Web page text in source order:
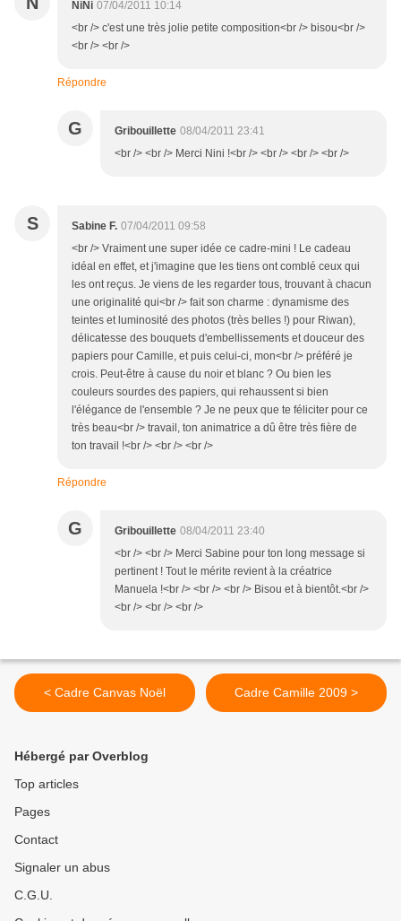
NiNi 07/04/2011 10:14
<br /> c'est une très jolie petite composition<br /> bisou<br />
<br /> <br />
Répondre
G Gribouillette 08/04/2011 23:41
<br /> <br /> Merci Nini !<br /> <br /> <br /> <br />
S Sabine F. 07/04/2011 09:58
<br /> Vraiment une super idée ce cadre-mini ! Le cadeau
idéal en effet, et j'imagine que les tiens ont comblé ceux qui
les ont reçus. Je viens de les regarder tous, trouvant à chacun
une originalité qui<br /> fait son charme : dynamisme des
teintes et luminosité des photos (très belles !) pour Riwan),
délicatesse des bouquets d'embellissements et douceur des
papiers pour Camille, et puis celui-ci, mon<br /> préféré je
crois. Peut-être à cause du noir et blanc ? Ou bien les
couleurs sourdes des papiers, qui rehaussent si bien
l'élégance de l'ensemble ? Je ne peux que te féliciter pour ce
très beau<br /> travail, ton animatrice a dû être très fière de
ton travail !<br /> <br /> <br />
Répondre
G Gribouillette 08/04/2011 23:40
<br /> <br /> Merci Sabine pour ton long message si
pertinent ! Tout le mérite revient à la créatrice
Manuela !<br /> <br /> <br /> Bisou et à bientôt.<br />
<br /> <br /> <br />
< Cadre Canvas Noël Cadre Camille 2009 >
Hébergé par Overblog
Top articles
Pages
Contact
Signaler un abus
C.G.U.